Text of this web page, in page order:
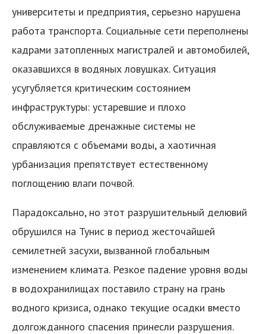
университеты и предприятия, серьезно нарушена
работа транспорта. Социальные сети переполнены
кадрами затопленных магистралей и автомобилей,
оказавшихся в водяных ловушках. Ситуация
усугубляется критическим состоянием
инфраструктуры: устаревшие и плохо
обслуживаемые дренажные системы не
справляются с объемами воды, а хаотичная
урбанизация препятствует естественному
поглощению влаги почвой.
Парадоксально, но этот разрушительный делювий
обрушился на Тунис в период жесточайшей
семилетней засухи, вызванной глобальным
изменением климата. Резкое падение уровня воды
в водохранилищах поставило страну на грань
водного кризиса, однако текущие осадки вместо
долгожданного спасения принесли разрушения.